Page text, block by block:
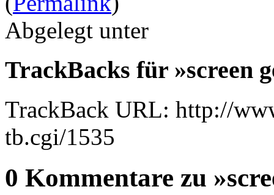
Abgelegt unter
TrackBacks für »screen
TrackBack URL: http://
tb.cgi/1535
0 Kommentare zu